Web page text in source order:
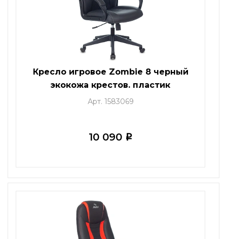
Кресло игровое Zombie 8 черный
экокожа крестов. пластик
Арт. 1583069
10 090 i